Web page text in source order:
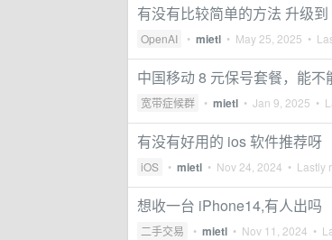
有没有比较简单的方法 升级
OpenAI • mietl • May 25, 2025 •
中国移动 8 元保号套餐，能不
宽带症候群 • mietl • Jan 9, 2025 •
有没有好用的 ios 软件推荐呀
iOS • mietl • Nov 24, 2024 • Lastly
想收一台 iPhone14,有人出吗
二手交易 • mietl • Nov 11, 2024 •